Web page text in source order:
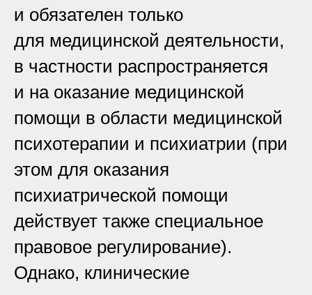
и обязателен только
для медицинской деятельности,
в частности распространяется
и на оказание медицинской
помощи в области медицинской
психотерапии и психиатрии (при
этом для оказания
психиатрической помощи
действует также специальное
правовое регулирование).
Однако, клинические